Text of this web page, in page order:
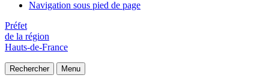
Navigation sous pied de page
Préfet
de la région
Hauts-de-France
Rechercher Menu